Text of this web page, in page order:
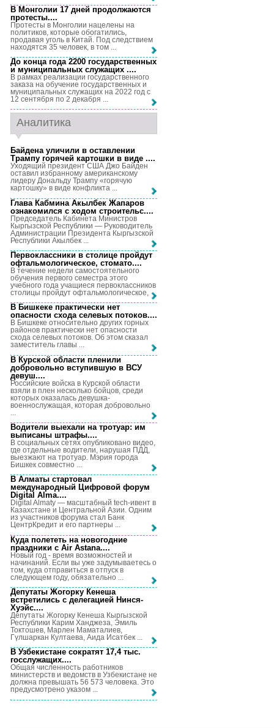
В Монголии 17 дней продолжаются
протесты....
Протесты в Монголии нацелены на
политиков, которые обогатились,
продавая уголь в Китай. Под следствием
находятся 35 человек, в том ...
До конца года 2200 государственных
и муниципальных служащих ....
В рамках реализации государственного
заказа на обучение государственных и
муниципальных служащих на 2022 год с
12 сентября по 2 декабря ...
Аналитика
Байдена уличили в оставлении
Трампу горячей картошки в виде ....
Уходящий президент США Джо Байден
оставил избранному американскому
лидеру Дональду Трампу «горячую
картошку» в виде конфликта ...
Глава Кабмина Акылбек Жапаров
ознакомился с ходом строительс....
Председатель Кабинета Министров
Кыргызской Республики — Руководитель
Администрации Президента Кыргызской
Республики Акылбек ...
Первоклассники в столице пройдут
офтальмологическое, стомато....
В течение недели самостоятельного
обучения первого семестра этого
учебного года учащиеся первоклассников
столицы пройдут офтальмологическое, ...
В Бишкеке практически нет
опасности схода селевых потоков....
В Бишкеке относительно других горных
районов практически нет опасности
схода селевых потоков. Об этом сказал
заместитель главы ...
В Курской области пленили
добровольно вступившую в ВСУ
девуш....
Российские войска в Курской области
взяли в плен несколько бойцов, среди
которых оказалась девушка-
военнослужащая, которая добровольно
Водители выехали на тротуар: им
выписаны штрафы....
В социальных сетях опубликовано видео,
где отдельные водители, нарушая ПДД,
выезжают на тротуар. Мэрия города
Бишкек совместно ...
В Алматы стартовал
международный Цифровой форум
Digital Alma....
Digital Almaty — масштабный tech-ивент в
Казахстане и Центральной Азии. Одним
из участников форума стал Банк
ЦентрКредит и его партнеры ...
Куда полететь на новогодние
праздники с Air Astana....
Новый год - время возможностей и
начинаний. Если вы уже задумываетесь о
том, куда отправиться в отпуск в
следующем году, обязательно ...
Депутаты Жогорку Кенеша
встретились с делегацией Нинся-
Хуэйс....
Депутаты Жогорку Кенеша Кыргызской
Республики Карим Ханджеза, Эмиль
Токтошев, Марлен Маматалиев,
Гүлшаркан Култаева, Аида Исатбек ...
В Узбекистане сократят 17,4 тыс.
госслужащих....
Общая численность работников
министерств и ведомств в Узбекистане не
должна превышать 56 573 человека. Это
предусмотрено указом ...